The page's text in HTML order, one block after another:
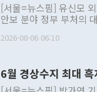
[서울=뉴스핌] 유신모
안보 분야 정부 부처의
발언 중에는 정부 내 조
주의적 희망에 근거한
관의 대북 정책 관련 발
2026-08-06 06:10
6월 경상수지 최대 흑